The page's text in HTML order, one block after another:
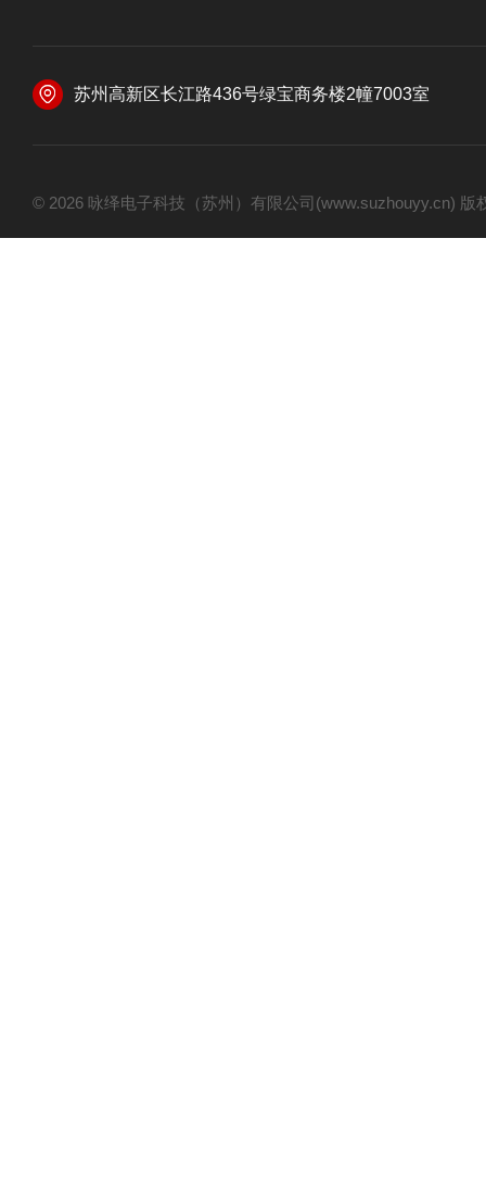
苏州高新区长江路436号绿宝商务楼2幢7003室
© 2026 咏绎电子科技（苏州）有限公司(www.suzhouyy.cn)